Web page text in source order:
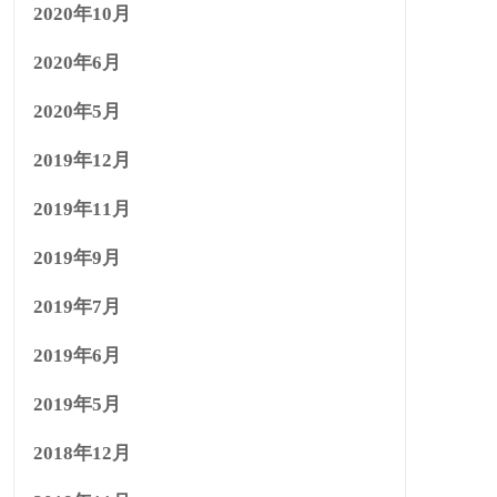
2020年10月
2020年6月
2020年5月
2019年12月
2019年11月
2019年9月
2019年7月
2019年6月
2019年5月
2018年12月